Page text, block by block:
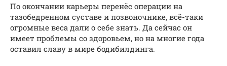
По окончании карьеры перенёс операции на
тазобедренном суставе и позвоночнике, всё-таки
огромные веса дали о себе знать. Да сейчас он
имеет проблемы со здоровьем, но на многие года
оставил славу в мире бодибилдинга.